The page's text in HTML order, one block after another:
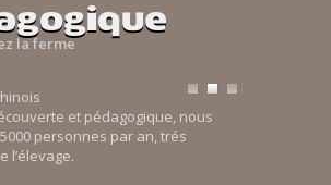
la ferme
et pédagogique, nous
personnes par an, trés
l’élevage.